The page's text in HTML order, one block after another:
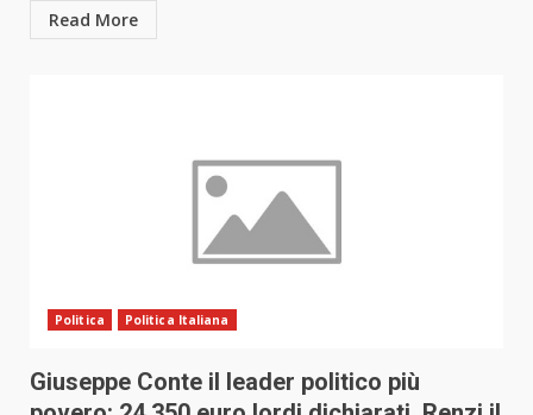
Read More
Politica Politica Italiana
Giuseppe Conte il leader politico più